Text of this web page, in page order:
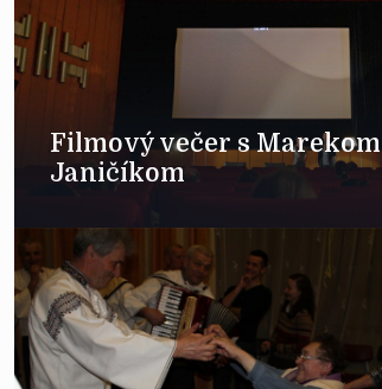
Filmový večer s Marekom
Janičíkom